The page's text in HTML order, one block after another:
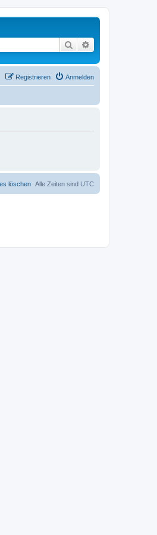
Suche
Anmelden
Registrieren
Alle Zeiten sind UTC
löschen